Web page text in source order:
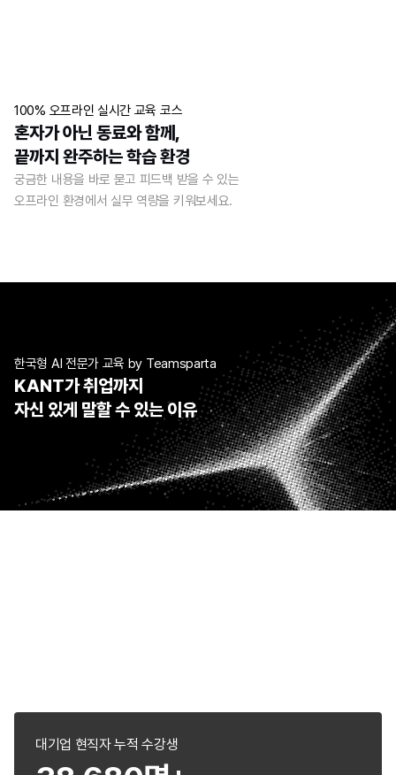
100% 오프라인 실시간 교육 코스
혼자가 아닌 동료와 함께,
끝까지 완주하는 학습 환경
궁금한 내용을 바로 묻고 피드백 받을 수 있는
오프라인 환경에서 실무 역량을 키워보세요.
한국형 AI 전문가 교육 by Teamsparta
KANT가 취업까지
자신 있게 말할 수 있는 이유
대기업 임직원들이 이미 검증한 AI 교육. 여러분은 그 수준의
교육으로 커리어를 시작하게 됩니다
대기업 현직자 누적 수강생